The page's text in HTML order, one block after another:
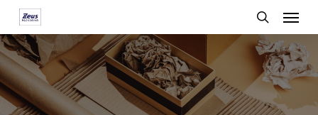
Skip
to
main
content
search
Menu